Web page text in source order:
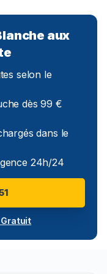
aux
selon le
dès 99 €
dans le
24h/24
Gratuit